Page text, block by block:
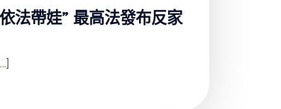
法帶娃” 最高法發布反家